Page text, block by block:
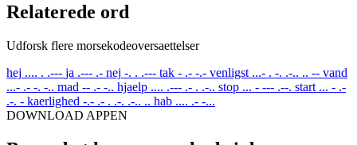
Relaterede ord
Udforsk flere morsekodeoversaettelser
hej .... . .--- ja .--- .- nej -. . .--- tak - .- -.- venligst ...- . -. .-.. .. -- vand
...- .- -. -.. mad -- .- -.. hjaelp .... .--- .- . .-.. stop ... - --- .--. start ... - .-
.-. - kaerlighed -.- .- . .-. .-.. .. hab .... .- -...
DOWNLOAD APPEN